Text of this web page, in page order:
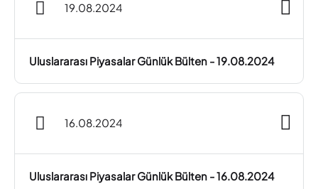
19.08.2024
Uluslararası Piyasalar Günlük Bülten - 19.08.2024
16.08.2024
Uluslararası Piyasalar Günlük Bülten - 16.08.2024